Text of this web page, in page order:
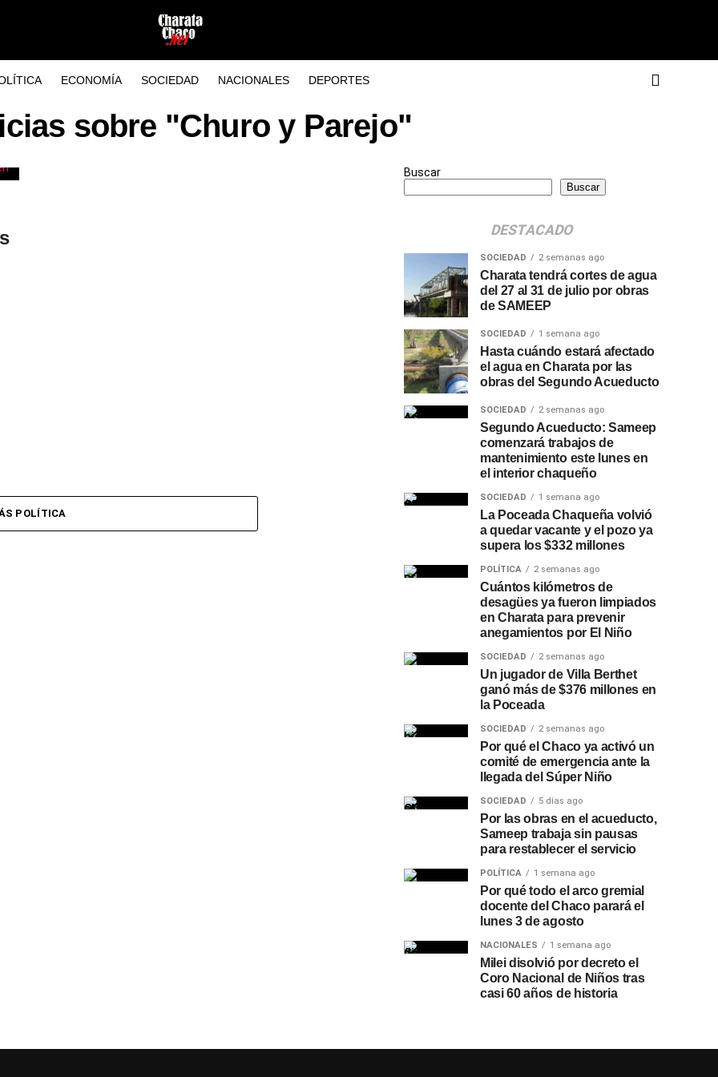
ECONOMÍA SOCIEDAD NACIONALES DEPORTES
sobre "Churo y Parejo"
POLÍTICA
Buscar
Buscar
DESTACADO
SOCIEDAD 2 semanas ago
Charata tendrá cortes de agua
del 27 al 31 de julio por obras
de SAMEEP
SOCIEDAD 1 semana ago
Hasta cuándo estará afectado
el agua en Charata por las
obras del Segundo Acueducto
SOCIEDAD 2 semanas ago
Segundo Acueducto: Sameep
comenzará trabajos de
mantenimiento este lunes en
el interior chaqueño
SOCIEDAD 1 semana ago
La Poceada Chaqueña volvió
a quedar vacante y el pozo ya
supera los $332 millones
POLÍTICA 2 semanas ago
Cuántos kilómetros de
desagües ya fueron limpiados
en Charata para prevenir
anegamientos por El Niño
SOCIEDAD 2 semanas ago
Un jugador de Villa Berthet
ganó más de $376 millones en
la Poceada
SOCIEDAD 2 semanas ago
Por qué el Chaco ya activó un
comité de emergencia ante la
llegada del Súper Niño
SOCIEDAD 5 días ago
Por las obras en el acueducto,
Sameep trabaja sin pausas
para restablecer el servicio
POLÍTICA 1 semana ago
Por qué todo el arco gremial
docente del Chaco parará el
lunes 3 de agosto
NACIONALES 1 semana ago
Milei disolvió por decreto el
Coro Nacional de Niños tras
casi 60 años de historia